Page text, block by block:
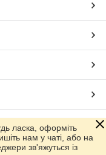
ласка, оформіть
нам у чаті, або на
зв'яжуться із